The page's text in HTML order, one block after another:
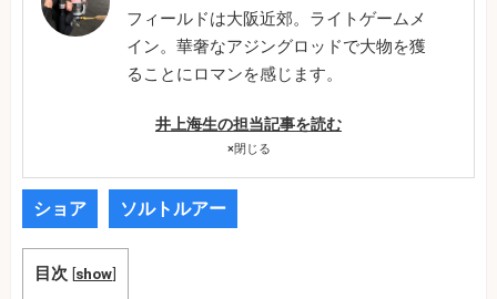
フィールドは大阪近郊。ライトゲームメ
イン。華奢なアジングロッドで大物を獲
ることにロマンを感じます。
井上海生の担当記事を読む
×閉じる
ショア ソルトルアー
目次 [show]